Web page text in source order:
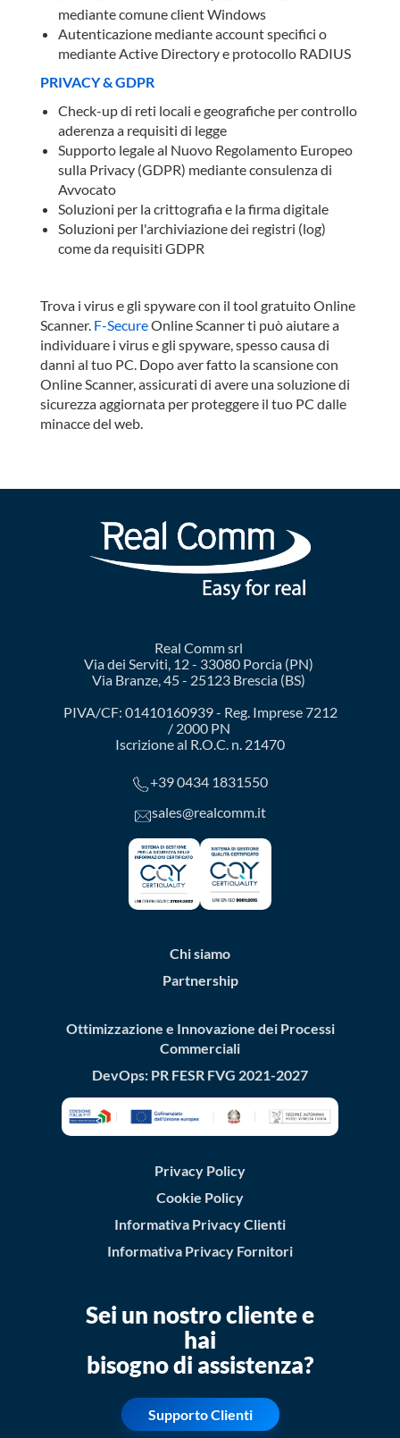
mediante comune client Windows
Autenticazione mediante account specifici o
mediante Active Directory e protocollo RADIUS
PRIVACY & GDPR
Check-up di reti locali e geografiche per controllo
aderenza a requisiti di legge
Supporto legale al Nuovo Regolamento Europeo
sulla Privacy (GDPR) mediante consulenza di
Avvocato
Soluzioni per la crittografia e la firma digitale
Soluzioni per l'archiviazione dei registri (log)
come da requisiti GDPR
Trova i virus e gli spyware con il tool gratuito Online
Scanner. F-SecureOnline Scanner ti può aiutare a
individuare i virus e gli spyware, spesso causa di
danni al tuo PC. Dopo aver fatto la scansione con
Online Scanner, assicurati di avere una soluzione di
sicurezza aggiornata per proteggere il tuo PC dalle
minacce del web.
Real Comm srl
Via dei Serviti, 12 - 33080 Porcia (PN)
Via Branze, 45 - 25123 Brescia (BS)
PIVA/CF: 01410160939 - Reg. Imprese 7212
/ 2000 PN
Iscrizione al R.O.C. n. 21470
+39 0434 1831550
sales@realcomm.it
Chi siamo
Partnership
Ottimizzazione e Innovazione dei Processi
Commerciali
DevOps: PR FESR FVG 2021-2027
Privacy Policy
Cookie Policy
Informativa Privacy Clienti
Informativa Privacy Fornitori
Sei un nostro cliente e
hai
bisogno di assistenza?
Supporto Clienti